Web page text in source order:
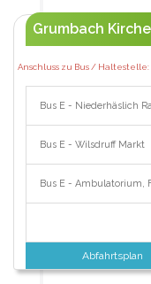
Grumbach Kirche
Anschluss zu Bus / Haltestelle:
Bus E - Niederhäslich
Bus E - Wilsdruff Markt
Bus E - Ambulatorium,
Abfahrtsplan